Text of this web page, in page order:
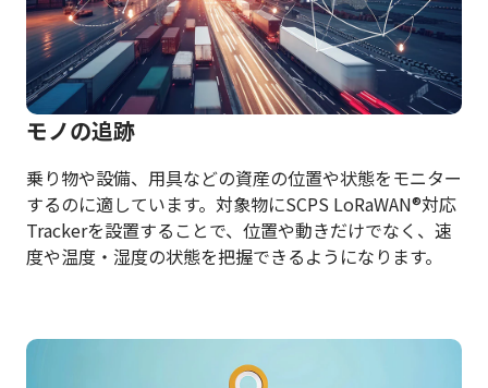
モノの追跡
乗り物や設備、用具などの資産の位置や状態をモニター
するのに適しています。対象物にSCPS LoRaWAN®対応
Trackerを設置することで、位置や動きだけでなく、速
度や温度・湿度の状態を把握できるようになります。